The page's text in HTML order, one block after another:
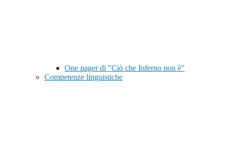
One pager di "Ciò che Inferno non è"
Competenze linguistiche